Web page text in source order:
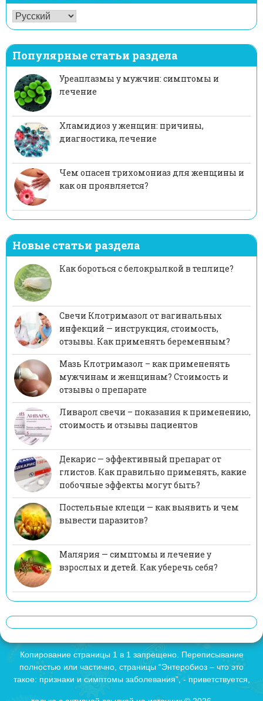
Популярные статьи раздела
Уреаплазмы у мужчин: симптомы и
лечение
Хламидиоз у женщин: причины,
диагностика, лечение
Чем опасен трихомониаз для женщины и
как он проявляется?
Новые статьи раздела
Как бороться с белокрылкой в теплице?
Свечи Клотримазол от вагинальных
инфекций — инструкция, стоимость,
отзывы. Как применять беременным?
Мазь Клотримазол – как примененять
мужчинам и женщинам? Стоимость и
отзывы о препарате
Ливарол свечи – показания к применению,
стоимость и отзывы пациентов
Декарис — эффективный препарат от
глистов. Как правильно применять, какие
побочные эффекты могут быть?
Постельные клещи — как выявить и чем
вывести паразитов?
Малярия — симптомы и лечение у
взрослых и детей. Как уберечь себя?
Копирование страницы 1 в 1 запрещено. Переписывание
полностью или частично, страницы “Энтеробиоз – что это
такое: признаки и симптомы заболевания”, - приветствуется,